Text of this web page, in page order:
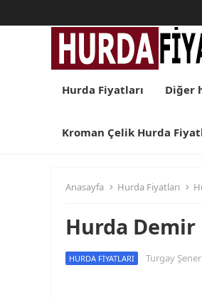
Hurda Fiyatları Diğer
Kroman Çelik Hurda
Anasayfa Hurda Fiyatları
Hurda Demir
HURDA FIYATLARI Turgay Şener